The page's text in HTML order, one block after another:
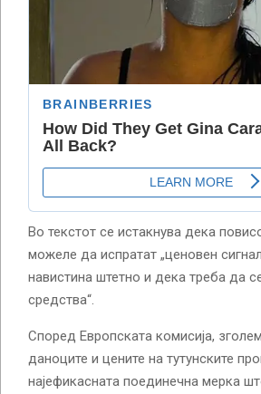
Во текстот се истакнува дека
можеле да испратат „ценовен
навистина штетно и дека треба да
средства“.
Според Европската комисија,
даноците и цените на тутунските
најефикасната поединечна мерка